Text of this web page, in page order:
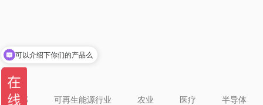
全部 可再生能源行业 农业 医疗 半导体
可以介绍下你们的产品么